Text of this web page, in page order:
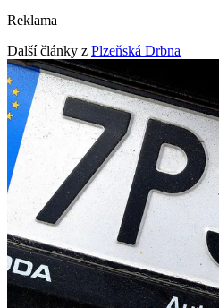
Reklama
Další články z Plzeňská Drbna